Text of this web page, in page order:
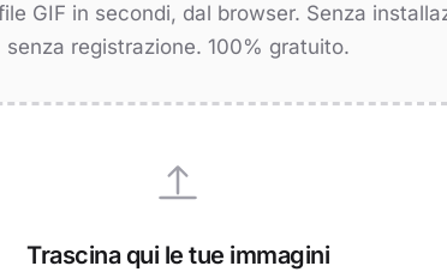
GIF in secondi, dal browser. Senza
senza registrazione. 100% gratuito.
Trascina qui le tue immagini